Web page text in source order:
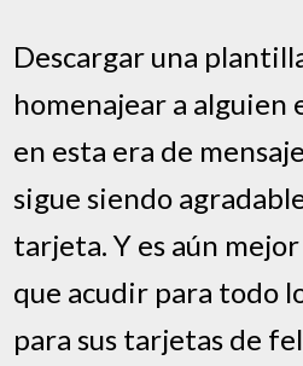
Descargar una
homenajear a alguien
en esta era de
sigue siendo
tarjeta. Y es aún
que acudir para todo
para sus tarjetas de